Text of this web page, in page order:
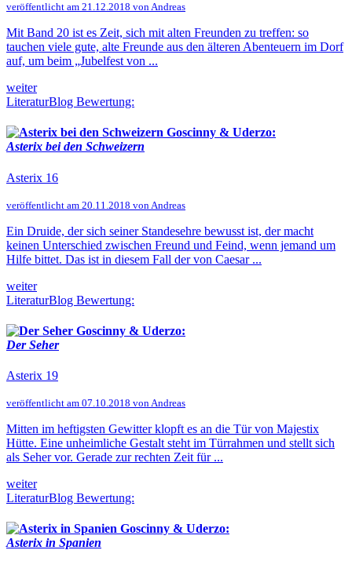
veröffentlicht am 21.12.2018 von Andreas
Mit Band 20 ist es Zeit, sich mit alten Freunden zu treffen: so
tauchen viele gute, alte Freunde aus den älteren Abenteuern im Dorf
auf, um beim „Jubelfest von ...
weiter
LiteraturBlog Bewertung:
Goscinny & Uderzo:
Asterix bei den Schweizern
Asterix 16
veröffentlicht am 20.11.2018 von Andreas
Ein Druide, der sich seiner Standesehre bewusst ist, der macht
keinen Unterschied zwischen Freund und Feind, wenn jemand um
Hilfe bittet. Das ist in diesem Fall der von Caesar ...
weiter
LiteraturBlog Bewertung:
Goscinny & Uderzo:
Der Seher
Asterix 19
veröffentlicht am 07.10.2018 von Andreas
Mitten im heftigsten Gewitter klopft es an die Tür von Majestix
Hütte. Eine unheimliche Gestalt steht im Türrahmen und stellt sich
als Seher vor. Gerade zur rechten Zeit für ...
weiter
LiteraturBlog Bewertung:
Goscinny & Uderzo:
Asterix in Spanien